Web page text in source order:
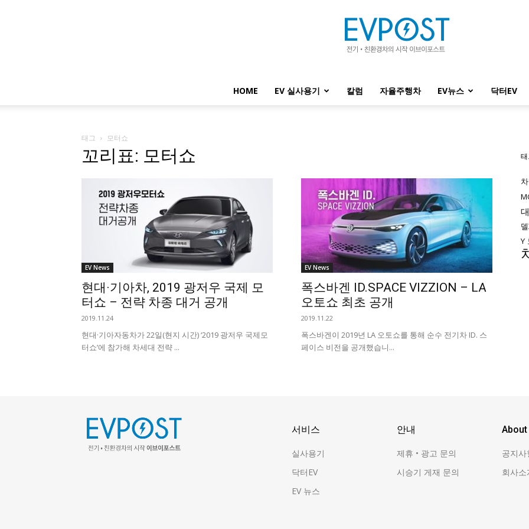
HOME EV 실사용기 칼럼 자율주행차 EV뉴스 닥터EV
태그 모터쇼
꼬리표: 모터쇼
EV News
현대·기아차, 2019 광저우 국제 모
터쇼 – 전략 차종 대거 공개
2019.11.24
현대·기아자동차가 22일(현지 시간) ‘2019 광저우 국제모
터쇼’에 참가해 차세대 전략 ...
EV News
폭스바겐 ID.SPACE VIZZION – LA
오토쇼 최초 공개
2019.11.22
폭스바겐이 2019년 LA 오토쇼를 통해 순수 전기차 ID. 스
페이스 비전을 공개했습니...
태
Y
서비스
실사용기
닥터EV
EV 뉴스
안내
제휴 • 광고 문의
시승기 게재 문의
About
공지사
회사소